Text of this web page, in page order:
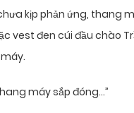
kịp phản ứng, thang
vest đen cúi đầu chào
máy sắp đóng…”